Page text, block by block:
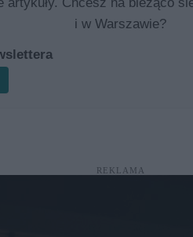
i w Warszawie?
REKLAMA